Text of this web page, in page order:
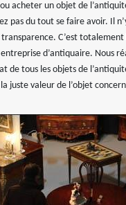
acheter un objet de
pas du tout se faire avoir. Il
C’est totalement
d’antiquaire. Nous
de tous les objets de
juste valeur de l’objet